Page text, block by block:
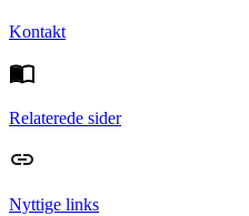
Kontakt
Relaterede sider
Nyttige links